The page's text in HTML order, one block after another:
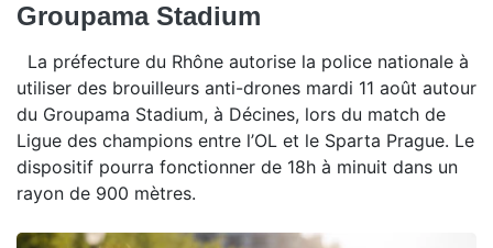
Groupama Stadium
La préfecture du Rhône autorise la police nationale à
utiliser des brouilleurs anti-drones mardi 11 août autour
du Groupama Stadium, à Décines, lors du match de
Ligue des champions entre l’OL et le Sparta Prague. Le
dispositif pourra fonctionner de 18h à minuit dans un
rayon de 900 mètres.